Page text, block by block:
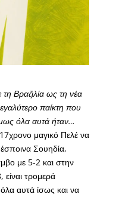
Βραζιλία ως τη νέα
παίκτη που
όλα αυτά ήταν…
μαγικό Πελέ να
Σουηδία,
με 5-2 και στην
τρομερά
αυτά ίσως και να